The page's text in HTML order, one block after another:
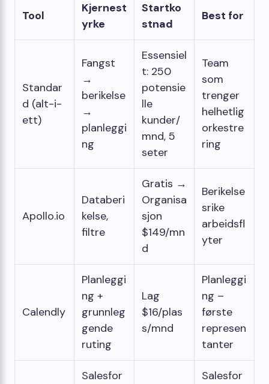
Tool
Kjernest
yrke
Startko
stnad
Best for
Standar
d (alt-i-
ett)
Fangst
→
berikelse
→
planleggi
ng
Essensiel
t: 250
potensie
lle
kunder/
mnd, 5
seter
Team
som
trenger
helhetlig
orkestre
ring
Apollo.io
Databeri
kelse,
filtre
Gratis →
Organisa
sjon
$149/mn
d
Berikelse
srike
arbeidsfl
yter
Calendly
Planleggi
ng +
grunnleg
gende
ruting
Lag
$16/plas
s/mnd
Planleggi
ng –
første
represen
tanter
Salesfor
Salesfor